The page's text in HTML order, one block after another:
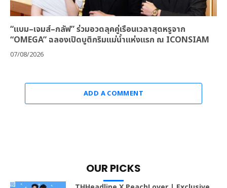
“แบม–เจมส์–กลัฟ” ร่วมอวดลุคคู่เรือนเวลาสุดหรูจาก
“OMEGA” ฉลองเปิดบูติกริมแม่น้ำแห่งแรก ณ ICONSIAM
07/08/2026
ADD A COMMENT
OUR PICKS